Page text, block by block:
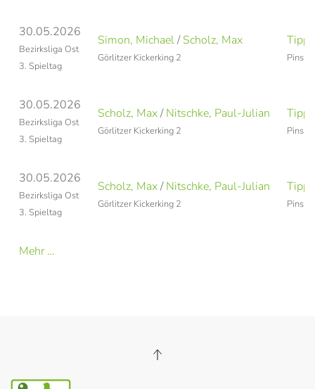
30.05.2026
Bezirksliga Ost
3. Spieltag
Simon, Michael/Scholz, Max
Görlitzer Kickerking 2
30.05.2026
Bezirksliga Ost
3. Spieltag
Scholz, Max/Nitschke, Paul-Julian
Görlitzer Kickerking 2
30.05.2026
Bezirksliga Ost
3. Spieltag
Scholz, Max/Nitschke, Paul-Julian
Görlitzer Kickerking 2
Mehr …